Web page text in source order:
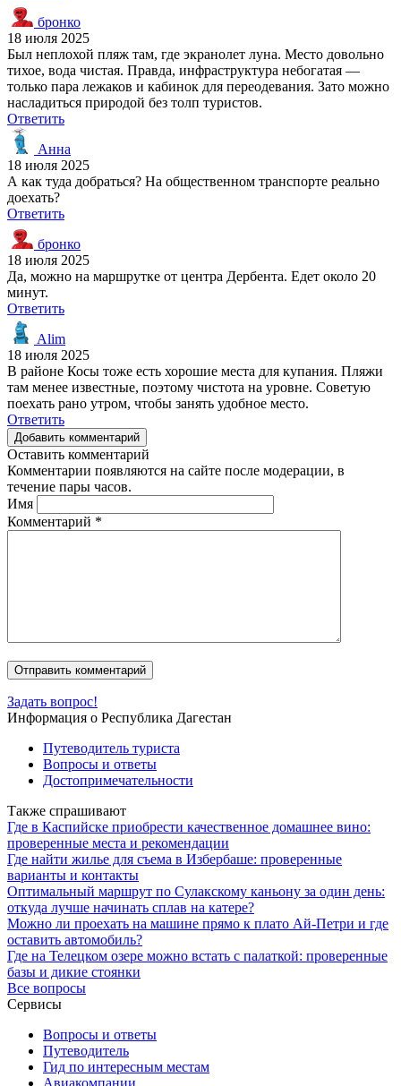
бронко
18 июля 2025
Был неплохой пляж там, где экранолет луна. Место довольно
тихое, вода чистая. Правда, инфраструктура небогатая —
только пара лежаков и кабинок для переодевания. Зато можно
насладиться природой без толп туристов.
Ответить
Анна
18 июля 2025
А как туда добраться? На общественном транспорте реально
доехать?
Ответить
бронко
18 июля 2025
Да, можно на маршрутке от центра Дербента. Едет около 20
минут.
Ответить
Alim
18 июля 2025
В районе Косы тоже есть хорошие места для купания. Пляжи
там менее известные, поэтому чистота на уровне. Советую
поехать рано утром, чтобы занять удобное место.
Ответить
Добавить комментарий
Оставить комментарий
Комментарии появляются на сайте после модерации, в
течение пары часов.
Имя
Комментарий *
Задать вопрос!
Информация о Республика Дагестан
Путеводитель туриста
Вопросы и ответы
Достопримечательности
Также спрашивают
Где в Каспийске приобрести качественное домашнее вино:
проверенные места и рекомендации
Где найти жилье для съема в Избербаше: проверенные
варианты и контакты
Оптимальный маршрут по Сулакскому каньону за один день:
откуда лучше начинать сплав на катере?
Можно ли проехать на машине прямо к плато Ай-Петри и где
оставить автомобиль?
Где на Телецком озере можно встать с палаткой: проверенные
базы и дикие стоянки
Все вопросы
Сервисы
Вопросы и ответы
Путеводитель
Гид по интересным местам
Авиакомпании